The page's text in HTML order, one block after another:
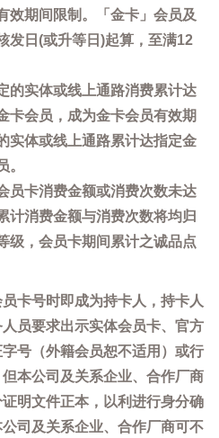
效期间限制。「金卡」会员及
发日(或升等日)起算，至满12
的实体或线上通路消费累计达
卡会员，成为金卡会员有效期
实体或线上通路累计达指定金
。
员卡消费金额或消费次数未达
计消费金额与消费次数将均归
级，会员卡期间累计之诚品点
卡号时即成为持卡人，持卡人
员要求出示实体会员卡、官方
号（外籍会员恕不适用）或行
本公司及关系企业、合作厂商
明文件正本，以利进行身分确
司及关系企业、合作厂商可不